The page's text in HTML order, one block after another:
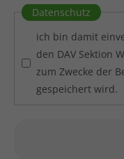
Datenschutz
ich bin damit
den DAV Sektion
zum Zwecke der
gespeichert wird.